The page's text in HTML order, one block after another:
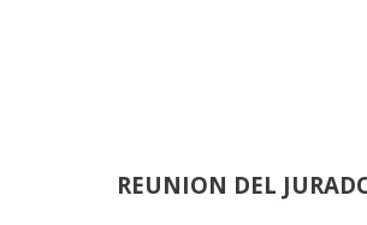
REUNION DEL